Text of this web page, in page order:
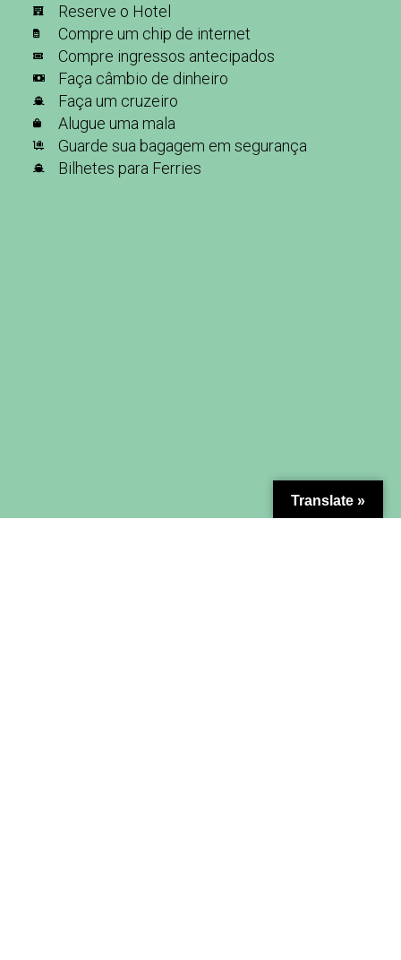
Reserve o Hotel
Compre um chip de internet
Compre ingressos antecipados
Faça câmbio de dinheiro
Faça um cruzeiro
Alugue uma mala
Guarde sua bagagem em segurança
Bilhetes para Ferries
Translate »